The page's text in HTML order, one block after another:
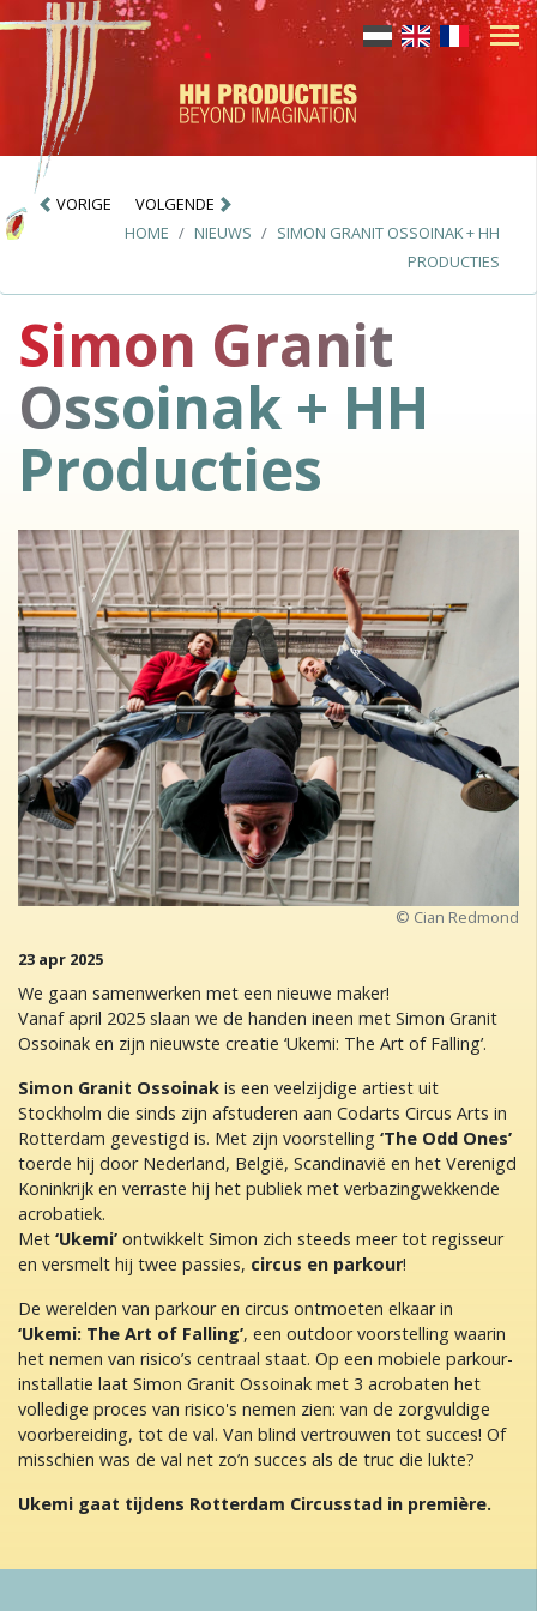
VORIGE
VOLGENDE
HOME
NIEUWS
SIMON GRANIT OSSOINAK + HH
PRODUCTIES
Simon Granit
Ossoinak + HH
Producties
© Cian Redmond
23 apr 2025
We gaan samenwerken met een nieuwe maker!
Vanaf april 2025 slaan we de handen ineen met Simon Granit
Ossoinak en zijn nieuwste creatie ‘Ukemi: The Art of Falling’.
Simon Granit Ossoinak is een veelzijdige artiest uit
Stockholm die sinds zijn afstuderen aan Codarts Circus Arts in
Rotterdam gevestigd is. Met zijn voorstelling ‘The Odd Ones’
toerde hij door Nederland, België, Scandinavië en het Verenigd
Koninkrijk en verraste hij het publiek met verbazingwekkende
acrobatiek.
Met ‘Ukemi’ ontwikkelt Simon zich steeds meer tot regisseur
en versmelt hij twee passies, circus en parkour!
De werelden van parkour en circus ontmoeten elkaar in
‘Ukemi: The Art of Falling’, een outdoor voorstelling waarin
het nemen van risico’s centraal staat. Op een mobiele parkour-
installatie laat Simon Granit Ossoinak met 3 acrobaten het
volledige proces van risico's nemen zien: van de zorgvuldige
voorbereiding, tot de val. Van blind vertrouwen tot succes! Of
misschien was de val net zo’n succes als de truc die lukte?
Ukemi gaat tijdens Rotterdam Circusstad in première.